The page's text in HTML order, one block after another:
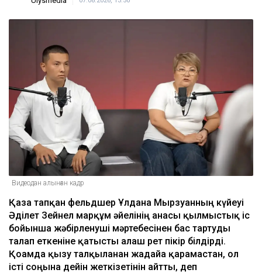
Видеодан алынған кадр
Қаза тапқан фельдшер Ұлдана Мырзуанның күйеуі
Әділет Зейнел марқұм әйелінің анасы қылмыстық іс
бойынша жәбірленуші мәртебесінен бас тартуды
талап еткеніне қатысты алғаш рет пікір білдірді.
Қоғамда қызу талқыланған жағдайға қарамастан, ол
істі соңына дейін жеткізетінін айтты, деп